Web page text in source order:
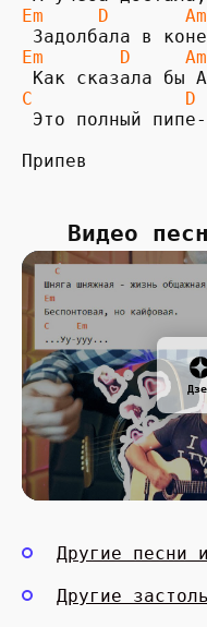
Em     D
Em       D
C              D
Это полный
Припев
Видео
Другие песни
Другие